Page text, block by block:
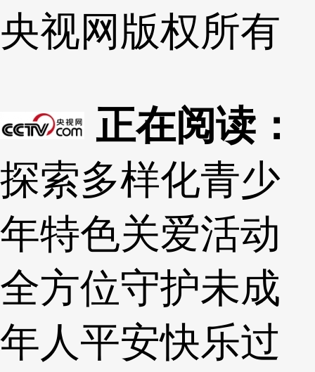
央视网 版权所有
正在阅读：
探索多样化青少
年特色关爱活动
全方位守护未成
年人平安快乐过